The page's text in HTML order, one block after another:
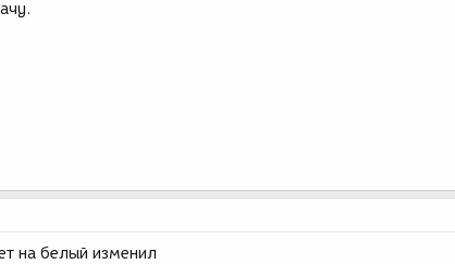
на белый изменил